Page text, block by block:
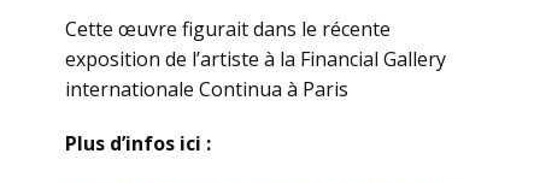
Cette œuvre figurait dans le récente
exposition de l’artiste à la Financial Gallery
internationale Continua à Paris
Plus d’infos ici :